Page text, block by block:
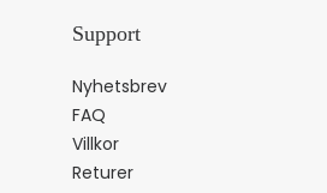
Support
Nyhetsbrev
FAQ
Villkor
Returer